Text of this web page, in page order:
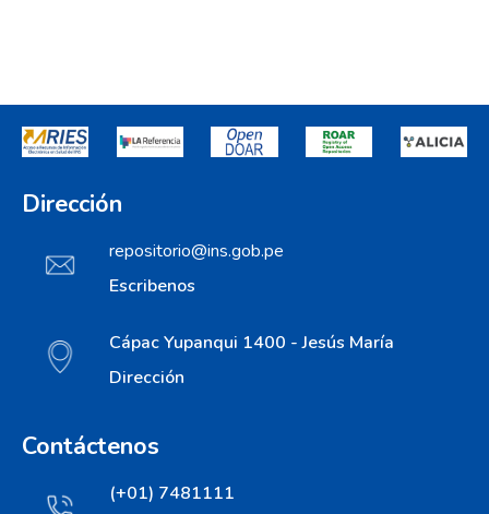
Dirección
repositorio@ins.gob.pe
Escribenos
Cápac Yupanqui 1400 - Jesús María
Dirección
Contáctenos
(+01) 7481111